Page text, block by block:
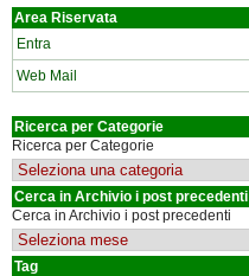
Area Riservata
Entra
Web Mail
Ricerca per Categorie
Ricerca per Categorie
Cerca in Archivio i post precedenti
Cerca in Archivio i post precedenti
Tag